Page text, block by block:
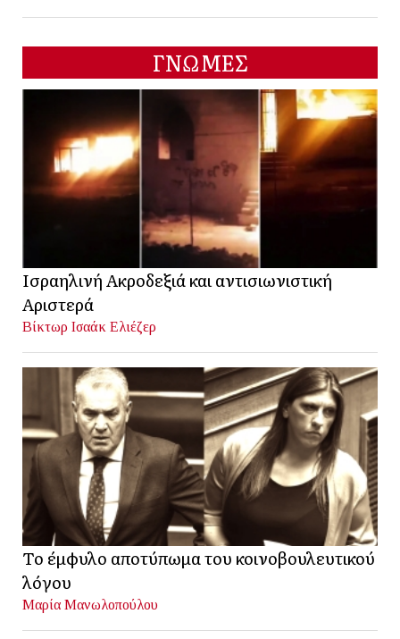
ΓΝΩΜΕΣ
Ισραηλινή Ακροδεξιά και αντισιωνιστική
Αριστερά
Βίκτωρ Ισαάκ Ελιέζερ
Το έμφυλο αποτύπωμα του κοινοβουλευτικού
λόγου
Μαρία Μανωλοπούλου